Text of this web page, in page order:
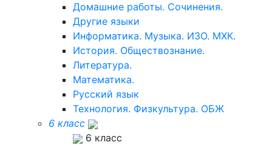
Домашние работы. Сочинения.
Другие языки
Информатика. Музыка. ИЗО. МХК.
История. Обществознание.
Литература.
Математика.
Русский язык
Технология. Физкультура. ОБЖ
6 класс
6 класс